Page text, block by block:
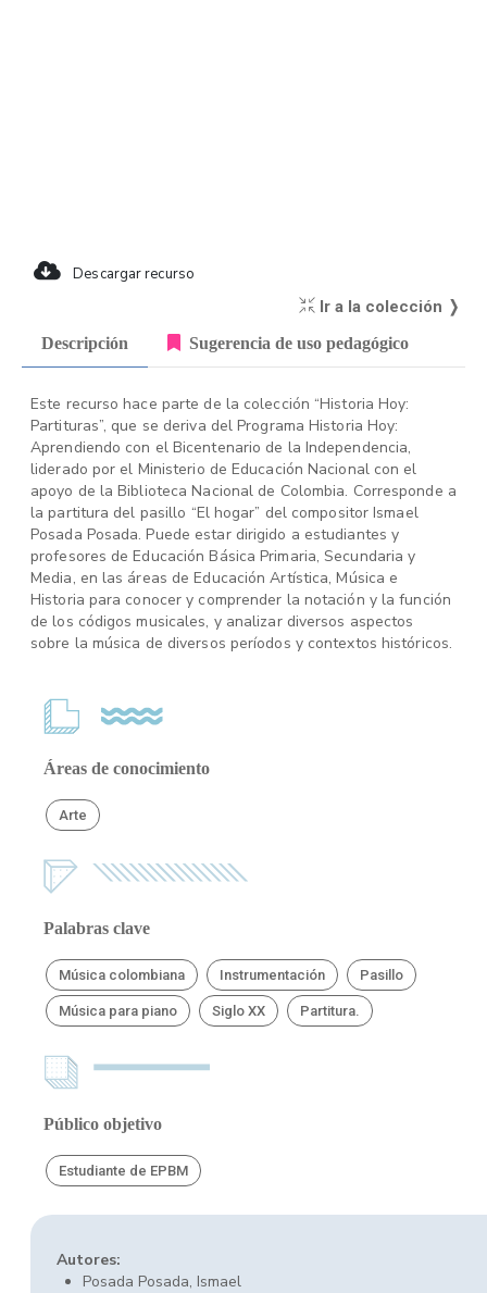
Descargar recurso
Ir a la colección ❭
Descripción Sugerencia de uso pedagógico
Este recurso hace parte de la colección “Historia Hoy:
Partituras”, que se deriva del Programa Historia Hoy:
Aprendiendo con el Bicentenario de la Independencia,
liderado por el Ministerio de Educación Nacional con el
apoyo de la Biblioteca Nacional de Colombia. Corresponde a
la partitura del pasillo “El hogar” del compositor Ismael
Posada Posada. Puede estar dirigido a estudiantes y
profesores de Educación Básica Primaria, Secundaria y
Media, en las áreas de Educación Artística, Música e
Historia para conocer y comprender la notación y la función
de los códigos musicales, y analizar diversos aspectos
sobre la música de diversos períodos y contextos históricos.
Áreas de conocimiento
Arte
Palabras clave
Música colombiana Instrumentación Pasillo
Música para piano Siglo XX Partitura.
Público objetivo
Estudiante de EPBM
Autores:
Posada Posada, Ismael